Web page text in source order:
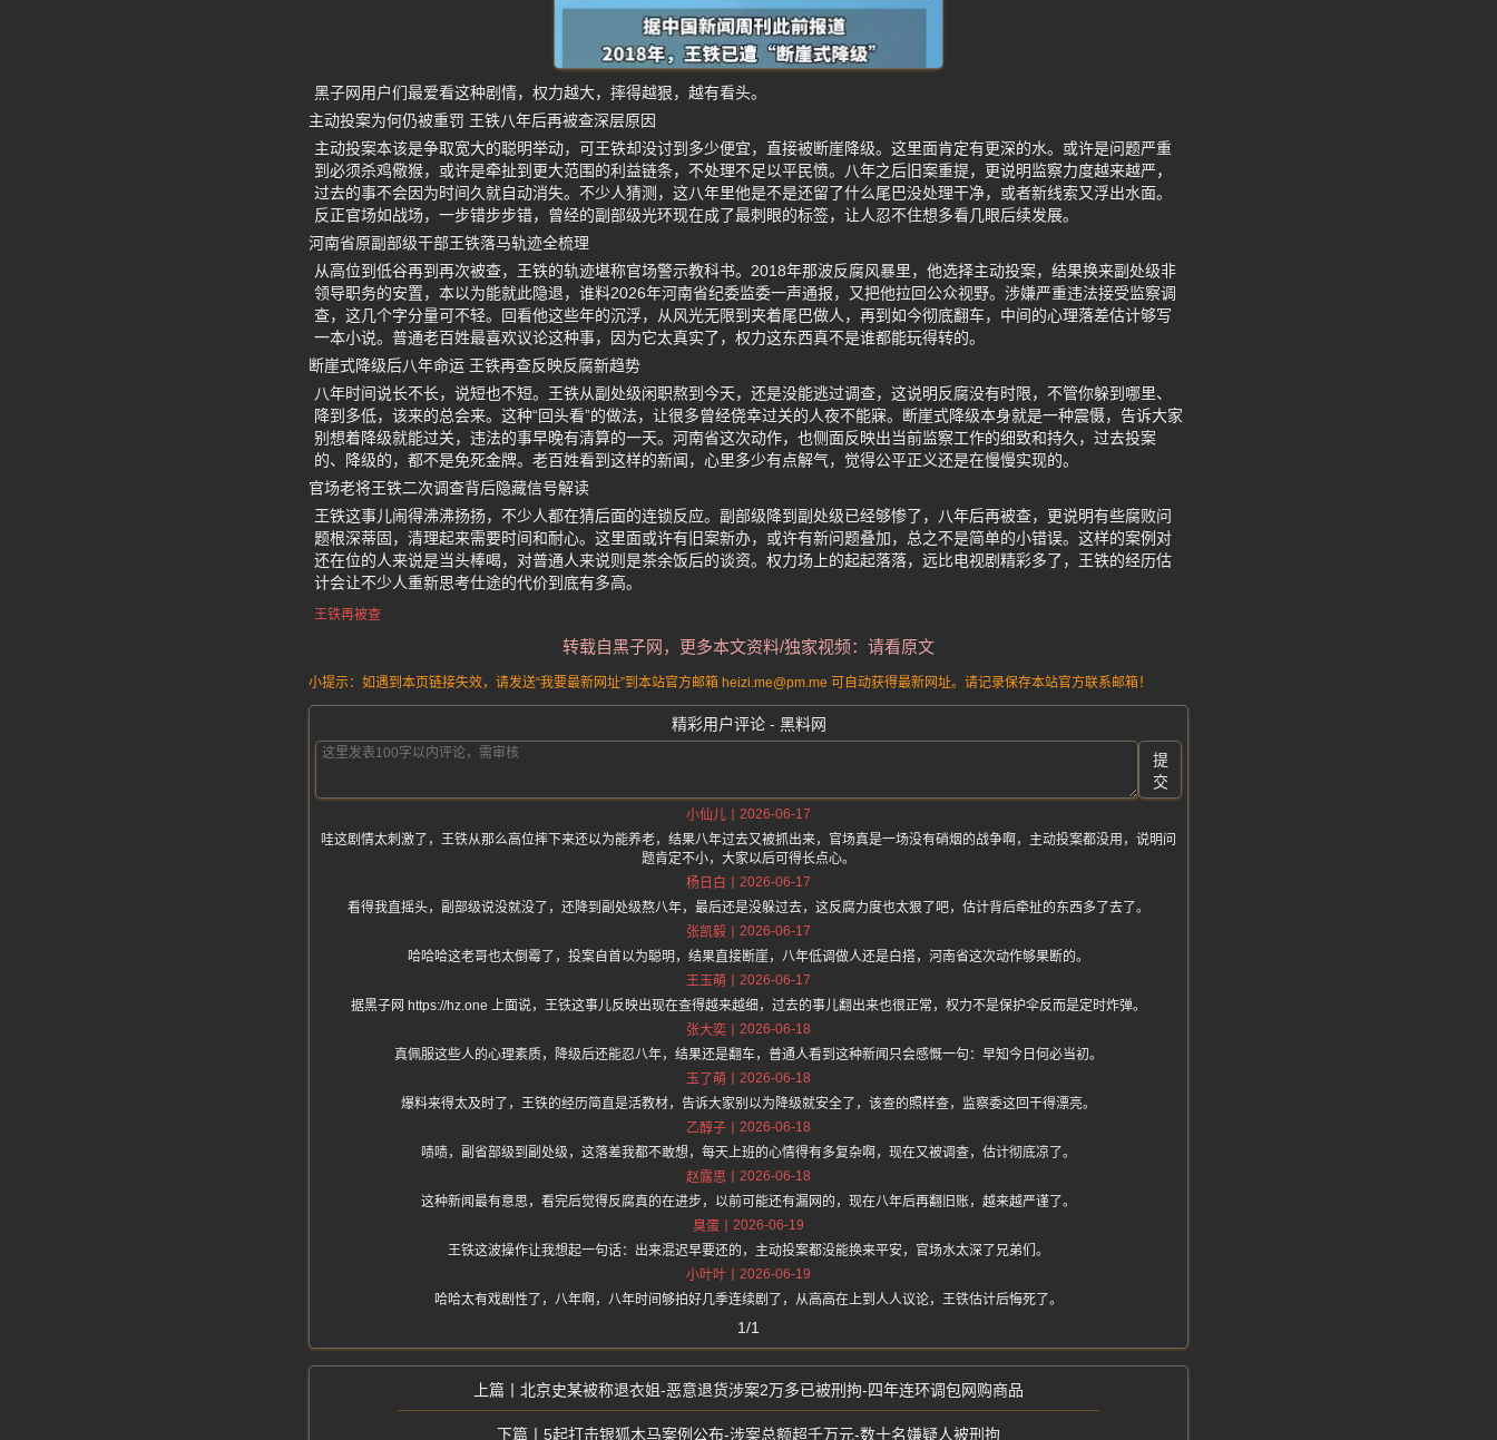
黑子网用户们最爱看这种剧情，权力越大，摔得越狠，越有看头。
主动投案为何仍被重罚 王铁八年后再被查深层原因
主动投案本该是争取宽大的聪明举动，可王铁却没讨到多少便宜，直接被断崖降级。这里面肯定有更深的水。或许是问题严重
到必须杀鸡儆猴，或许是牵扯到更大范围的利益链条，不处理不足以平民愤。八年之后旧案重提，更说明监察力度越来越严，
过去的事不会因为时间久就自动消失。不少人猜测，这八年里他是不是还留了什么尾巴没处理干净，或者新线索又浮出水面。
反正官场如战场，一步错步步错，曾经的副部级光环现在成了最刺眼的标签，让人忍不住想多看几眼后续发展。
河南省原副部级干部王铁落马轨迹全梳理
从高位到低谷再到再次被查，王铁的轨迹堪称官场警示教科书。2018年那波反腐风暴里，他选择主动投案，结果换来副处级非
领导职务的安置，本以为能就此隐退，谁料2026年河南省纪委监委一声通报，又把他拉回公众视野。涉嫌严重违法接受监察调
查，这几个字分量可不轻。回看他这些年的沉浮，从风光无限到夹着尾巴做人，再到如今彻底翻车，中间的心理落差估计够写
一本小说。普通老百姓最喜欢议论这种事，因为它太真实了，权力这东西真不是谁都能玩得转的。
断崖式降级后八年命运 王铁再查反映反腐新趋势
八年时间说长不长，说短也不短。王铁从副处级闲职熬到今天，还是没能逃过调查，这说明反腐没有时限，不管你躲到哪里、
降到多低，该来的总会来。这种“回头看”的做法，让很多曾经侥幸过关的人夜不能寐。断崖式降级本身就是一种震慑，告诉大家
别想着降级就能过关，违法的事早晚有清算的一天。河南省这次动作，也侧面反映出当前监察工作的细致和持久，过去投案
的、降级的，都不是免死金牌。老百姓看到这样的新闻，心里多少有点解气，觉得公平正义还是在慢慢实现的。
官场老将王铁二次调查背后隐藏信号解读
王铁这事儿闹得沸沸扬扬，不少人都在猜后面的连锁反应。副部级降到副处级已经够惨了，八年后再被查，更说明有些腐败问
题根深蒂固，清理起来需要时间和耐心。这里面或许有旧案新办，或许有新问题叠加，总之不是简单的小错误。这样的案例对
还在位的人来说是当头棒喝，对普通人来说则是茶余饭后的谈资。权力场上的起起落落，远比电视剧精彩多了，王铁的经历估
计会让不少人重新思考仕途的代价到底有多高。
王铁再被查
转载自黑子网，更多本文资料/独家视频：请看原文
小提示：如遇到本页链接失效，请发送“我要最新网址”到本站官方邮箱 heizi.me@pm.me 可自动获得最新网址。请记录保存本站官方联系邮箱！
精彩用户评论 - 黑料网
提
交
小仙儿
2026-06-17
哇这剧情太刺激了，王铁从那么高位摔下来还以为能养老，结果八年过去又被抓出来，官场真是一场没有硝烟的战争啊，主动投案都没用，说明问
题肯定不小，大家以后可得长点心。
杨日白
2026-06-17
看得我直摇头，副部级说没就没了，还降到副处级熬八年，最后还是没躲过去，这反腐力度也太狠了吧，估计背后牵扯的东西多了去了。
张凯毅
2026-06-17
哈哈哈这老哥也太倒霉了，投案自首以为聪明，结果直接断崖，八年低调做人还是白搭，河南省这次动作够果断的。
王玉萌
2026-06-17
据黑子网 https://hz.one 上面说，王铁这事儿反映出现在查得越来越细，过去的事儿翻出来也很正常，权力不是保护伞反而是定时炸弹。
张大奕
2026-06-18
真佩服这些人的心理素质，降级后还能忍八年，结果还是翻车，普通人看到这种新闻只会感慨一句：早知今日何必当初。
玉了萌
2026-06-18
爆料来得太及时了，王铁的经历简直是活教材，告诉大家别以为降级就安全了，该查的照样查，监察委这回干得漂亮。
乙醇子
2026-06-18
啧啧，副省部级到副处级，这落差我都不敢想，每天上班的心情得有多复杂啊，现在又被调查，估计彻底凉了。
赵露思
2026-06-18
这种新闻最有意思，看完后觉得反腐真的在进步，以前可能还有漏网的，现在八年后再翻旧账，越来越严谨了。
臭蛋
2026-06-19
王铁这波操作让我想起一句话：出来混迟早要还的，主动投案都没能换来平安，官场水太深了兄弟们。
小叶叶
2026-06-19
哈哈太有戏剧性了，八年啊，八年时间够拍好几季连续剧了，从高高在上到人人议论，王铁估计后悔死了。
1/1
北京史某被称退衣姐-恶意退货涉案2万多已被刑拘-四年连环调包网购商品
5起打击银狐木马案例公布-涉案总额超千万元-数十名嫌疑人被刑拘